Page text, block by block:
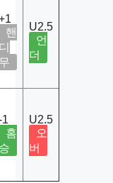
핸
디
무
U2.5
언
더
1
홈
승
U2.5
오
버